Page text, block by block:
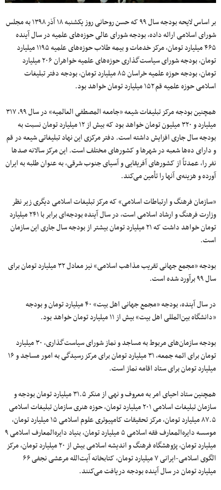
بر اساس لایحه بودجه سال ۹۹ که حسن روحانی روز یکشنبه ۱۸ آذر ۱۳۹۸ به مجلس
شورای اسلامی ارائه داده، بودجه شورای عالی حوزه‌های علمیه در سال آینده
۴۶۵ میلیارد تومان، مرکز خدمات و بیمه طلاب حوزه‌های علمیه ۱۱۹۵ میلیارد
تومان، بودجه شورای سیاست‌گذاری حوزه‌های علمیه خواهران ۲۰۶ میلیارد
تومان، بودجه حوزه علمیه خراسان ۸۵ میلیارد تومان، بودجه دفتر تبلیغات
اسلامی حوزه علمیه قم ۱۵۲ میلیارد تومان خواهد بود.
همچنین بودجه مرکز تبلیغات شیعه «جامعه المصطفی العالمیه» در سال ۹۹، ۳۱۷
میلیارد و ۳۲۰ میلیون تومان خواهد بود که بیش از ۱۲ میلیارد تومان نسبت به
بودجه سال جاری افزایش داشته است. دفتر مرکزی این نهاد تبلیغاتی شیعه در قم
و دارای ده‌ها شعبه در شهرها و کشورهای مختلف است. این مرکز سالانه صدها
نفر را، عمدتاً از کشورهای آفریقایی و آسیای جنوب شرقی، به عنوان طلبه به ایران
آورده و هزینه‌ی آنها را تأمین می‌کند.
«سازمان فرهنگ و ارتباطات اسلامی» که مرکز تبلیغات اسلامی دیگری زیر نظر
وزارت فرهنگ و ارشاد اسلامی است، در سال آینده بودجه‌ای برابر با ۲۴۱ میلیارد
تومان خواهد داشت که ۲۱ میلیارد تومان بیشتر از بودجه سال جاری این سازمان
است.
بودجه «مجمع جهانی تقریب مذاهب اسلامی» نیز معادل ۳۲ میلیارد تومان برای
سال ۹۹ برآورد شده است.
در سال آینده، بودجه «مجمع جهانی اهل بیت» ۴۰ میلیارد تومان و بودجه
«دانشگاه بین‌المللی اهل بیت» بیش از ۱۱ میلیارد تومان خواهد بود.
بودجه سازمان‌های مربوط به مساجد و نماز شورای سیاست‌گذاری، ۳۰ میلیارد
تومان برای ائمه جمعه، ۳۱ میلیارد تومان برای مرکز رسیدگی به امور مساجد و ۱۶
میلیارد تومان برای ستاد اقامه نماز است.
همچنین ستاد احیای امر به معروف و نهی از منکر ۳۱.۵ میلیارد تومان بودجه و
سازمان تبلیغات اسلامی ۲۰۱ میلیارد تومان، حوزه هنری سازمان تبلیغات اسلامی
۸۷.۵ میلیارد تومان، مرکز تحقیقات کامپیوتری علوم اسلامی ۱۵ میلیارد تومان،
موسسه دایره‌المعارف فقه اسلامی ۵ میلیارد تومان، بنیاد دایره‌المعارف اسلامی ۹
میلیارد تومان، پژوهشگاه فرهنگ و اندیشه اسلامی بیش از ۲۰ میلیارد تومان، مرکز
الگوی اسلامی-ایرانی ۷ میلیارد تومان، کتابخانه آیت‌الله مرعشی نجفی ۶۶
میلیارد تومان در سال آینده بودجه دریافت می‌کنند.